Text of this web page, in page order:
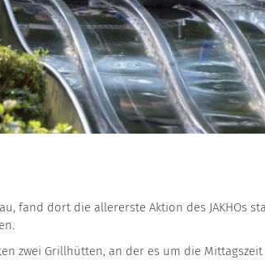
fand dort die allererste Aktion des JAKHOs
zwei Grillhütten, an der es um die